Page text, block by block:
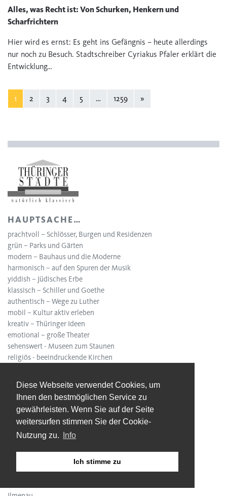
Diese Webseite verwendet Cookies, um
Ihnen den bestmöglichen Service zu
gewährleisten. Wenn Sie auf der Seite
weitersurfen stimmen Sie der Cookie-
Nutzung zu.
Info
Ich stimme zu
Alles, was Recht ist: Von Schurken, Henkern und
Scharfrichtern
Hier wird es ernst: Es geht ins Gefängnis – heute allerdings
nur noch zu Besuch. Stadtschreiber Cyriakus Pfaler erklärt die
Entwicklung…
1 2 3 4 5 … 1259 »
HAUPTSACHE…
prachtvoll – Schlösser, Burgen und Residenzen
grün – Parks und Gärten
modern – Bauhaus und die Moderne
harmonisch – auf den Spuren der Musik
yiddish – Jüdisches Erbe
klassisch – Schiller und Goethe
authentisch – Wege zu Luther
mobil – Kultur aktiv erleben
kreativ – Thüringer Ideen
emotional – große Theater
sehenswert - Museen zum Staunen
religiös - beeindruckende Kirchen
STÄDTE
Altenburg
Apolda
Bad Langensalza
Eisenach
Gera